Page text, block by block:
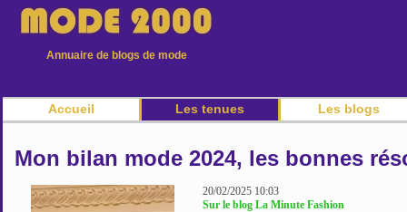
Annuaire de blogs de mode
Accueil Les tenues Les blogs
Mon bilan mode 2024, les bonnes
20/02/2025 10:03
Sur le blog La Minute Fashion